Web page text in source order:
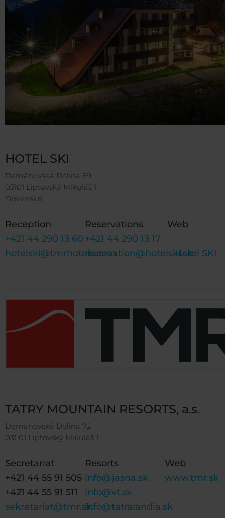
HOTEL SKI
Demänovská Dolina 69
03101 Liptovský Mikuláš 1
Slovensko
Reception
+421 44 290 13 60
hotelski@tmrhotels.com
Reservations
+421 44 290 13 17
reservation@hotelski.sk
Web
Hotel SKI
TATRY MOUNTAIN RESORTS, a.s.
Demänovská Dolina 72
031 01 Liptovský Mikuláš 1
Secretariat
+421 44 55 91 505
+421 44 55 91 511
sekretariat@tmr.sk
Resorts
info@jasna.sk
info@vt.sk
info@tatralandia.sk
Web
www.tmr.sk